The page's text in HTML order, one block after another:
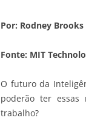
Por: Rodney
Fonte: MIT
O futuro da
poderão ter essas
trabalho?